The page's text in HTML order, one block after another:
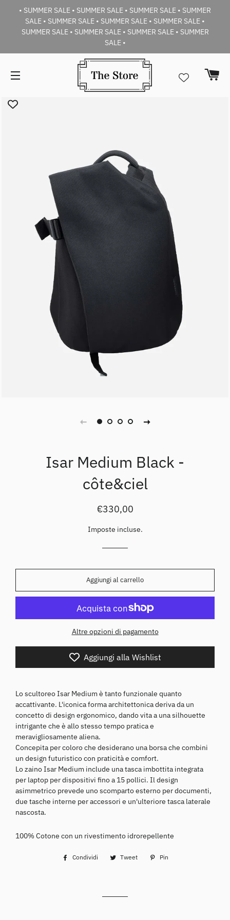
• SUMMER SALE • SUMMER SALE • SUMMER SALE • SUMMER
SALE • SUMMER SALE • SUMMER SALE • SUMMER SALE •
SUMMER SALE • SUMMER SALE • SUMMER SALE • SUMMER
SALE •
Navigazione del sito
Isar Medium Black -
côte&ciel
Prezzo
listino
Prezzo
€330,00
Imposte incluse.
Aggiungi al carrello
Altre opzioni di pagamento
Aggiungi alla Wishlist
Lo scultoreo Isar Medium è tanto funzionale quanto
accattivante. L'iconica forma architettonica deriva da un
concetto di design ergonomico, dando vita a una silhouette
intrigante che è allo stesso tempo pratica e
meravigliosamente aliena.
Concepita per coloro che desiderano una borsa che combini
un design futuristico con praticità e comfort.
Lo zaino Isar Medium include una tasca imbottita integrata
per laptop per dispositivi fino a 15 pollici. Il design
asimmetrico prevede uno scomparto esterno per documenti,
due tasche interne per accessori e un'ulteriore tasca laterale
nascosta.
100% Cotone con un rivestimento idrorepellente
Condividi
CondividiTweet
Twitta Pin